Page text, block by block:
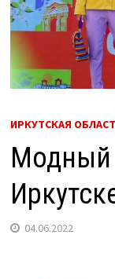
ИРКУТСКАЯ
Модный
04.06.2022